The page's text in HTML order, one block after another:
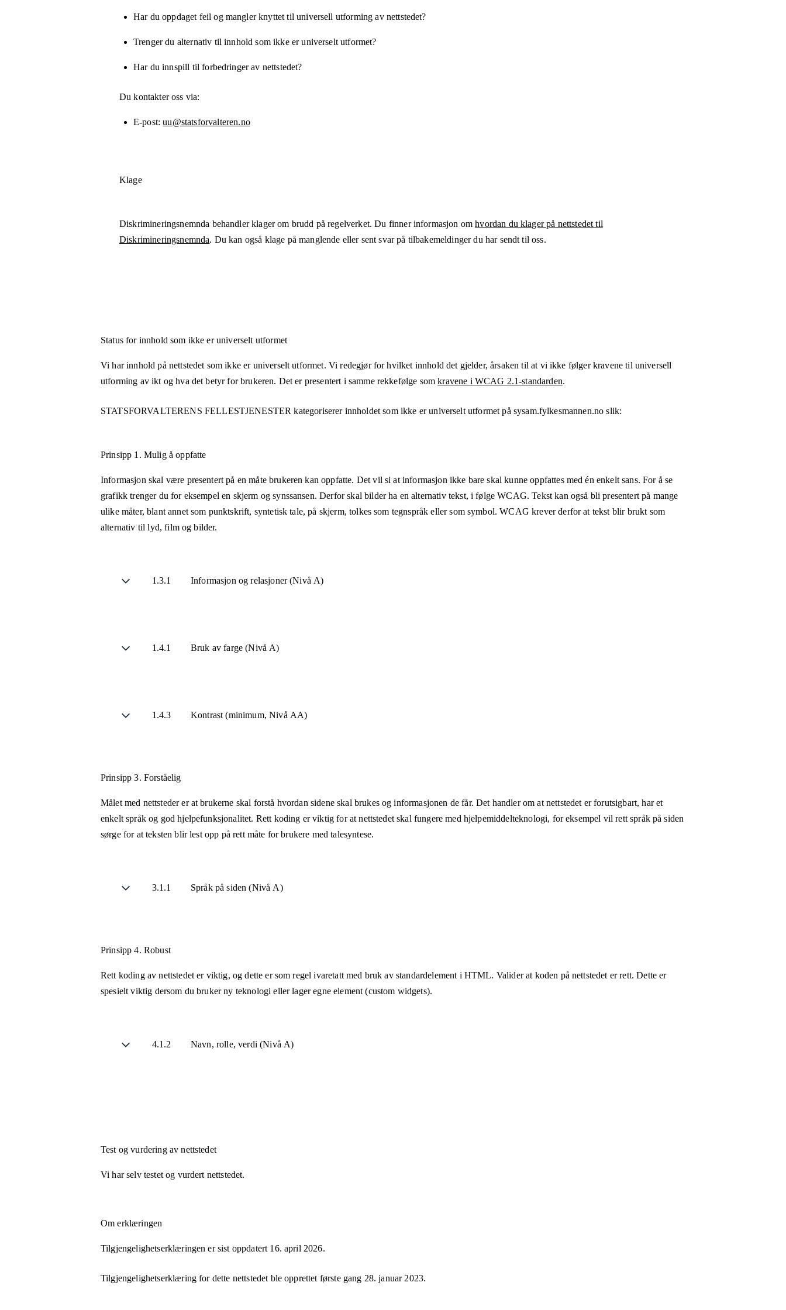
Har du oppdaget feil og mangler knyttet til universell utforming av nettstedet?
Trenger du alternativ til innhold som ikke er universelt utformet?
Har du innspill til forbedringer av nettstedet?
Du kontakter oss via:
E-post uu@statsforvalteren.no
Klage
Diskrimineringsnemnda behandler klager om brudd på regelverket. Du finner informasjon omhvordan du klager på nettstedet til
Diskrimineringsnemnda. Du kan også klage på manglende eller sent svar på tilbakemeldinger du har sendt til oss.
Status for innhold som ikke er universelt utformet
Vi har innhold på nettstedet som ikke er universelt utformet. Vi redegjør for hvilket innhold det gjelder, årsaken til at vi ikke følger kravene til universell
utforming av ikt og hva det betyr for brukeren. Det er presentert i samme rekkefølge somkravene i WCAG 2.1-standarden.
STATSFORVALTERENS FELLESTJENESTER kategoriserer innholdet som ikke er universelt utformet på sysam.fylkesmannen.no slik:
Prinsipp 1. Mulig å oppfatte
Informasjon skal være presentert på en måte brukeren kan oppfatte. Det vil si at informasjon ikke bare skal kunne oppfattes med én enkelt sans. For å se
grafikk trenger du for eksempel en skjerm og synssansen. Derfor skal bilder ha en alternativ tekst, i følge WCAG. Tekst kan også bli presentert på mange
ulike måter, blant annet som punktskrift, syntetisk tale, på skjerm, tolkes som tegnspråk eller som symbol. WCAG krever derfor at tekst blir brukt som
alternativ til lyd, film og bilder.
1.3.1 Informasjon og relasjoner (Nivå A)
1.4.1 Bruk av farge (Nivå A)
1.4.3 Kontrast (minimum, Nivå AA)
Prinsipp 3. Forståelig
Målet med nettsteder er at brukerne skal forstå hvordan sidene skal brukes og informasjonen de får. Det handler om at nettstedet er forutsigbart, har et
enkelt språk og god hjelpefunksjonalitet. Rett koding er viktig for at nettstedet skal fungere med hjelpemiddelteknologi, for eksempel vil rett språk på siden
sørge for at teksten blir lest opp på rett måte for brukere med talesyntese.
3.1.1 Språk på siden (Nivå A)
Prinsipp 4. Robust
Rett koding av nettstedet er viktig, og dette er som regel ivaretatt med bruk av standardelement i HTML. Valider at koden på nettstedet er rett. Dette er
spesielt viktig dersom du bruker ny teknologi eller lager egne element (custom widgets).
4.1.2 Navn, rolle, verdi (Nivå A)
Test og vurdering av nettstedet
Vi har selv testet og vurdert nettstedet.
Om erklæringen
Tilgjengelighetserklæringen er sist oppdatert 16. april 2026.
Tilgjengelighetserklæring for dette nettstedet ble opprettet første gang 28. januar 2023.